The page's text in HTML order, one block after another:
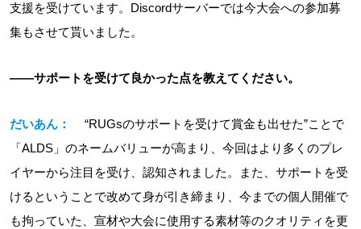
支援を受けています。Discordサーバーでは今大会への参加募
集もさせて貰いました。
――サポートを受けて良かった点を教えてください。
だいあん：
“RUGsのサポートを受けて賞金も出せた”ことで
「ALDS」のネームバリューが高まり、今回はより多くのプレ
イヤーから注目を受け、認知されました。また、サポートを受
けるということで改めて身が引き締まり、今までの個人開催で
も拘っていた、宣材や大会に使用する素材等のクオリティを更